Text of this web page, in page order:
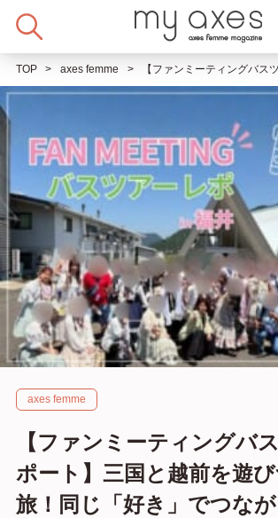
TOP axes femme 【ファンミーティングバ
axes femme
【ファンミーティングバ
ポート】三国と越前を遊
旅！同じ「好き」でつな